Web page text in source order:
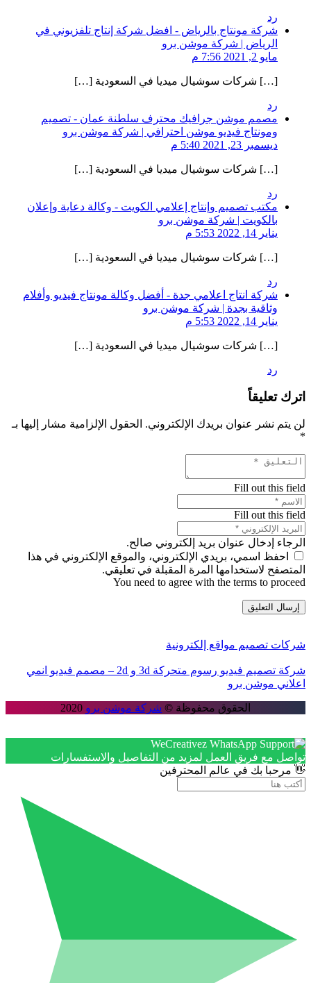
رد
شركة مونتاج بالرياض - افضل شركة إنتاج تلفزيوني في
الرياض | شركة موشن برو
مايو 2, 2021 7:56 م
[…] شركات سوشيال ميديا في السعودية […]
رد
مصمم موشن جرافيك محترف سلطنة عمان - تصميم
ومونتاج فيديو موشن احترافي | شركة موشن برو
ديسمبر 23, 2021 5:40 م
[…] شركات سوشيال ميديا في السعودية […]
رد
مكتب تصميم وإنتاج إعلامي الكويت - وكالة دعاية وإعلان
بالكويت | شركة موشن برو
يناير 14, 2022 5:53 م
[…] شركات سوشيال ميديا في السعودية […]
رد
شركة انتاج اعلامي جدة - أفضل وكالة مونتاج فيديو وأفلام
وثاقية بجدة | شركة موشن برو
يناير 14, 2022 5:53 م
[…] شركات سوشيال ميديا في السعودية […]
رد
اترك تعليقاً
لن يتم نشر عنوان بريدك الإلكتروني. الحقول الإلزامية مشار إليها بـ
*
Fill out this field
Fill out this field
الرجاء إدخال عنوان بريد إلكتروني صالح.
احفظ اسمي، بريدي الإلكتروني، والموقع الإلكتروني في هذا
المتصفح لاستخدامها المرة المقبلة في تعليقي.
You need to agree with the terms to proceed
إرسال التعليق
شركات تصميم مواقع إلكترونية
شركة تصميم فيديو رسوم متحركة 3d و 2d – مصمم فيديو انمي
اعلاني موشن برو
الحقوق محفوظة © شركة موشن برو
تواصل مع فريق العمل لمزيد من التفاصيل والاستفسارات
👋 مرحبا بك في عالم المحترفين